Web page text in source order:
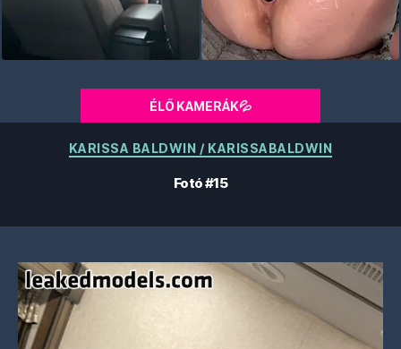
ÉLŐ KAMERÁK💦
Kategóriák
KARISSA BALDWIN / KARISSABALDWIN
Fotó #15